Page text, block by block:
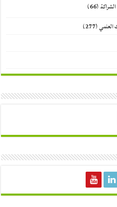
(66)
العلمي(277)